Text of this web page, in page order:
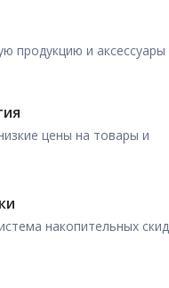
продукцию и аксессуары
цены на товары и
накопительных